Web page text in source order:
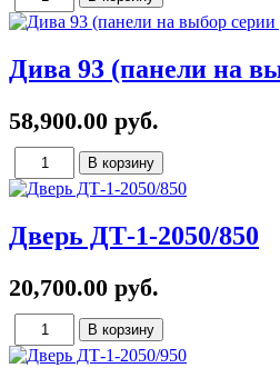
Дива 93 (панели на
58,900.00 руб.
Дверь ДТ-1-2050/850
20,700.00 руб.